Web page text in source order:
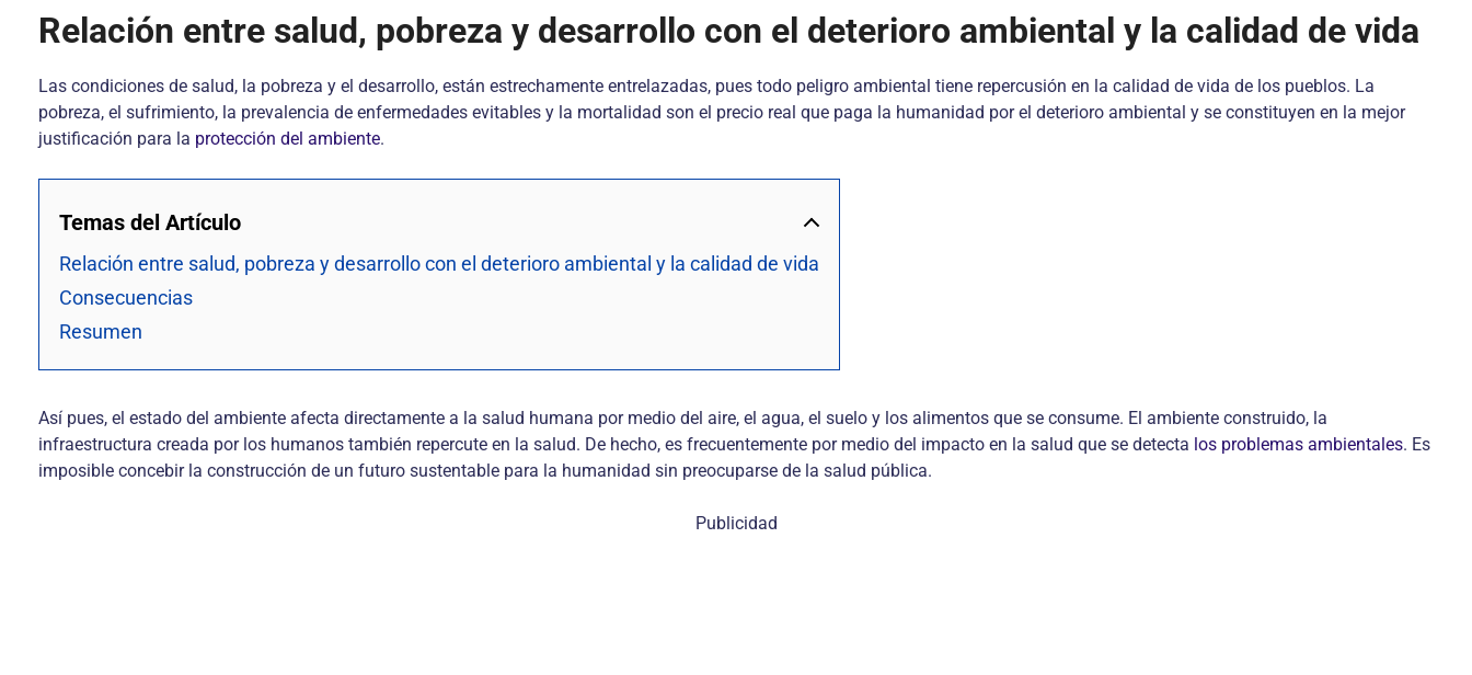
Relación entre salud, pobreza y desarrollo con el deterioro ambiental y la calidad de vida
Las condiciones de salud, la pobreza y el desarrollo, están estrechamente entrelazadas, pues todo peligro ambiental tiene repercusión en la calidad de vida de los pueblos. La
pobreza, el sufrimiento, la prevalencia de enfermedades evitables y la mortalidad son el precio real que paga la humanidad por el deterioro ambiental y se constituyen en la mejor
justificación para la protección del ambiente.
Temas del Artículo
Relación entre salud, pobreza y desarrollo con el deterioro ambiental y la calidad de vida
Consecuencias
Resumen
Así pues, el estado del ambiente afecta directamente a la salud humana por medio del aire, el agua, el suelo y los alimentos que se consume. El ambiente construido, la
infraestructura creada por los humanos también repercute en la salud. De hecho, es frecuentemente por medio del impacto en la salud que se detecta los problemas ambientales. Es
imposible concebir la construcción de un futuro sustentable para la humanidad sin preocuparse de la salud pública.
Publicidad